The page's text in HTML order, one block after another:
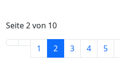
Seite 2 von 10
1 2 3 4 5